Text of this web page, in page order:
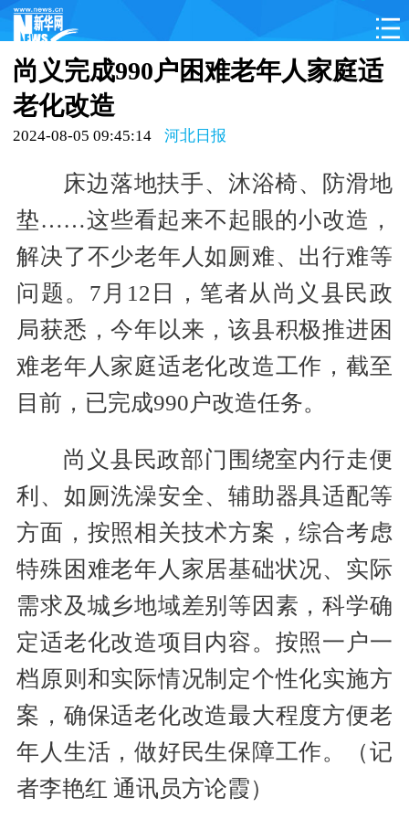
首页 公告 信息资讯 概况
政务动态
部门工作
县区动态
关注民生
旅游服务
尚义完成990户困难老年人家庭适
老化改造
2024-08-05 09:45:14 河北日报
床边落地扶手、沐浴椅、防滑地
垫……这些看起来不起眼的小改造，
解决了不少老年人如厕难、出行难等
问题。7月12日，笔者从尚义县民政
局获悉，今年以来，该县积极推进困
难老年人家庭适老化改造工作，截至
目前，已完成990户改造任务。
尚义县民政部门围绕室内行走便
利、如厕洗澡安全、辅助器具适配等
方面，按照相关技术方案，综合考虑
特殊困难老年人家居基础状况、实际
需求及城乡地域差别等因素，科学确
定适老化改造项目内容。按照一户一
档原则和实际情况制定个性化实施方
案，确保适老化改造最大程度方便老
年人生活，做好民生保障工作。（记
者李艳红 通讯员方论霞）